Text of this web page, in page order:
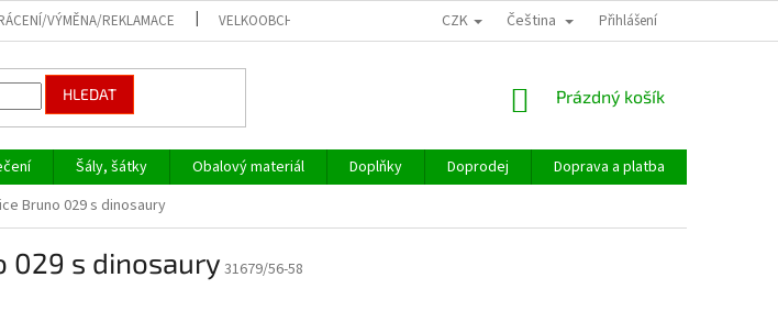
VÝMĚNA/REKLAMACE VELKOOBCHOD CZK Čeština Přihlášení
HLEDAT
NÁKUPNÍ
Prázdný košík
Šály, šátky Obalový materiál Doplňky Doprodej Doprava a platba
Bruno 029 s dinosaury
029 s dinosaury31679/56-58